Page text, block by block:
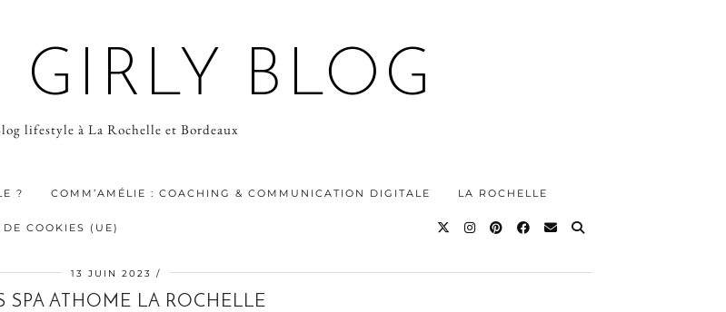
GIRLY BLOG
lifestyle à La Rochelle et Bordeaux
? COMM’AMÉLIE : COACHING & COMMUNICATION DIGITALE LA ROCHELLE
COOKIES (UE)
13 JUIN 2023
SPA ATHOME LA ROCHELLE